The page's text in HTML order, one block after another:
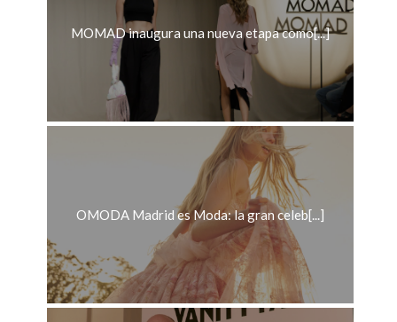
MOMAD inaugura una nueva etapa como[...]
OMODA Madrid es Moda: la gran celeb[...]